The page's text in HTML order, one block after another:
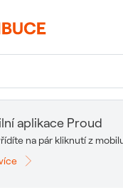
aplikace Proud
na pár kliknutí z